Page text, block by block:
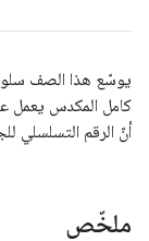
يوسّع هذا الصف
أنّ الرقم التسلسلي
ملخّص